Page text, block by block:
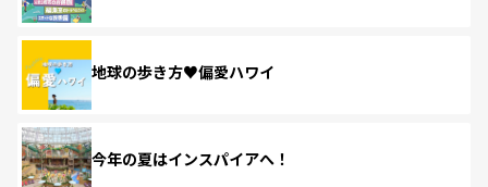
地球の歩き方♥偏愛ハワイ
今年の夏はインスパイアへ！